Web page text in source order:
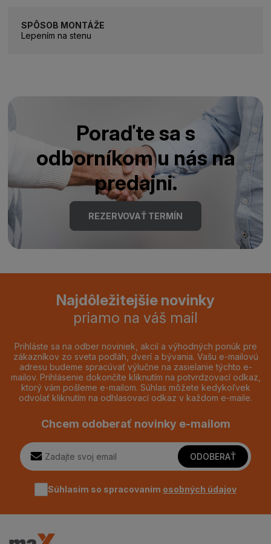
SPÔSOB MONTÁŽE
Lepením na stenu
Poraďte sa s
odborníkom u nás na
predajni.
REZERVOVAŤ TERMÍN
Najdôležitejšie novinky
priamo na váš mail
Prihláste sa na odber noviniek, akcií a výhodných ponúk pre
zákazníkov zo sveta podláh, dverí a bývania. Vašu e-mailovú
adresu budeme spracúvať výlučne na zasielanie týchto e-
mailov. Prihlásenie dokončíte kliknutím na potvrdzovací odkaz,
ktorý vám pošleme e-mailom. Súhlas môžete kedykoľvek
odvolať kliknutím na odhlasovací odkaz v každom e-maile.
Chcem odoberať novinky e-mailom
ODOBERAŤ
Súhlasím so spracovaním osobných údajov